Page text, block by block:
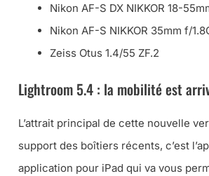
Nikon AF-S DX NIKKOR 18-
Nikon AF-S NIKKOR 35mm f/
Zeiss Otus 1.4/55 ZF.2
Lightroom 5.4 : la mobilité est
L’attrait principal de cette nouvelle
support des boîtiers récents, c’est
application pour iPad qui va vous